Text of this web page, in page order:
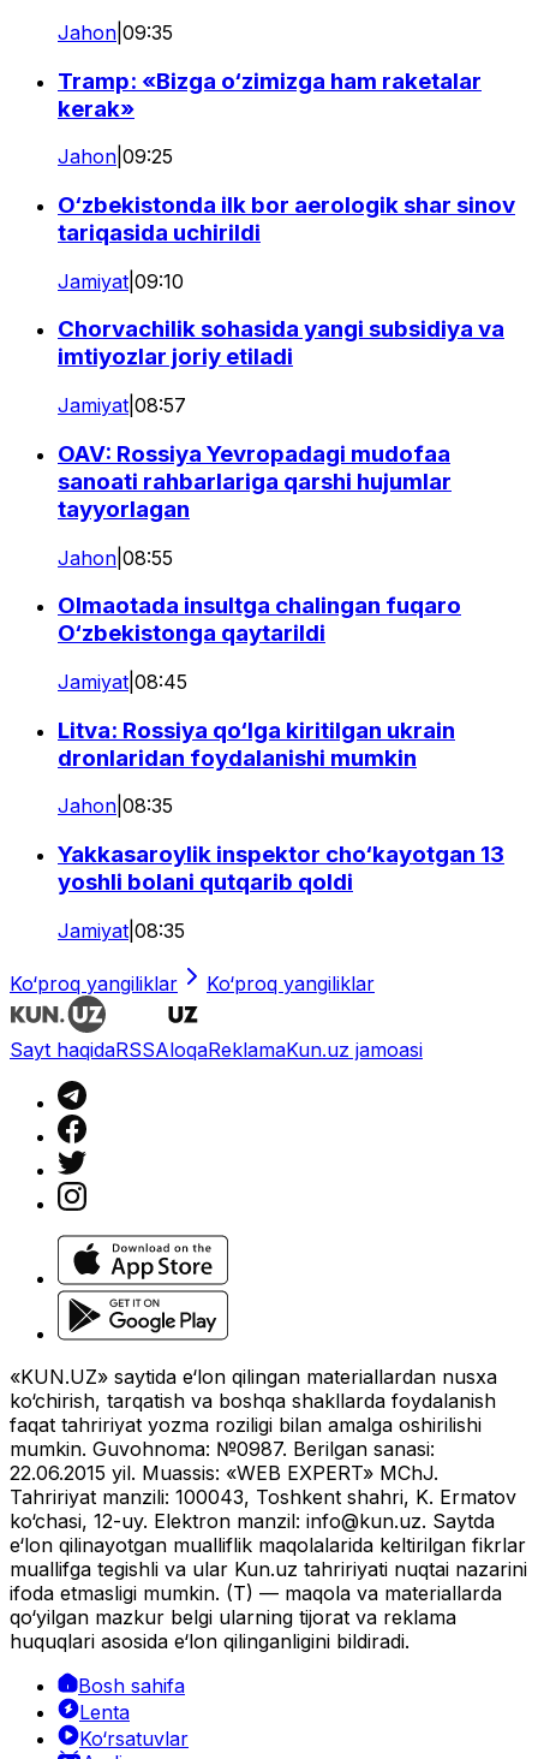
Jahon 09:35
Tramp: «Bizga o‘zimizga ham raketalar
kerak»
Jahon 09:25
O‘zbekistonda ilk bor aerologik shar sinov
tariqasida uchirildi
Jamiyat 09:10
Chorvachilik sohasida yangi subsidiya va
imtiyozlar joriy etiladi
Jamiyat 08:57
OAV: Rossiya Yevropadagi mudofaa
sanoati rahbarlariga qarshi hujumlar
tayyorlagan
Jahon 08:55
Olmaotada insultga chalingan fuqaro
O‘zbekistonga qaytarildi
Jamiyat 08:45
Litva: Rossiya qo‘lga kiritilgan ukrain
dronlaridan foydalanishi mumkin
Jahon 08:35
Yakkasaroylik inspektor cho‘kayotgan 13
yoshli bolani qutqarib qoldi
Jamiyat 08:35
Ko‘proq yangiliklar Ko‘proq yangiliklar
Sayt haqidaRSSAloqaReklamaKun.uz jamoasi
«KUN.UZ» saytida e‘lon qilingan materiallardan nusxa
ko‘chirish, tarqatish va boshqa shakllarda foydalanish
faqat tahririyat yozma roziligi bilan amalga oshirilishi
mumkin. Guvohnoma: №0987. Berilgan sanasi:
22.06.2015 yil. Muassis: «WEB EXPERT» MChJ.
Tahririyat manzili: 100043, Toshkent shahri, K. Ermatov
ko‘chasi, 12-uy. Elektron manzil: info@kun.uz. Saytda
e‘lon qilinayotgan mualliflik maqolalarida keltirilgan fikrlar
muallifga tegishli va ular Kun.uz tahririyati nuqtai nazarini
ifoda etmasligi mumkin. (T) — maqola va materiallarda
qo‘yilgan mazkur belgi ularning tijorat va reklama
huquqlari asosida e‘lon qilinganligini bildiradi.
Bosh sahifa
Lenta
Ko‘rsatuvlar